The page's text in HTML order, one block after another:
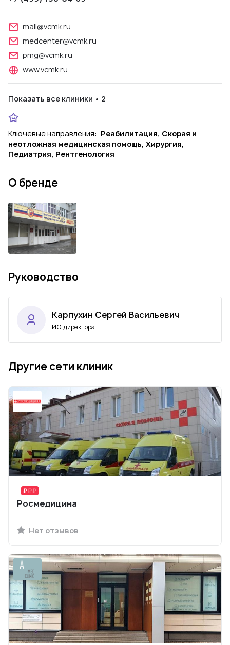
mail@vcmk.ru
medcenter@vcmk.ru
pmg@vcmk.ru
www.vcmk.ru
Показать все клиники • 2
Ключевые направления: Реабилитация, Скорая и
неотложная медицинская помощь, Хирургия,
Педиатрия, Рентгенология
О бренде
Руководство
Карпухин Сергей Васильевич
ИО директора
Другие сети клиник
Росмедицина
Нет отзывов